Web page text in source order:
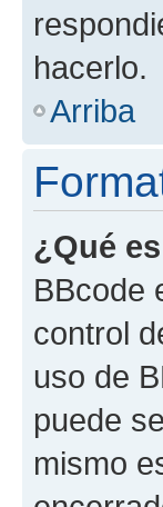
hacerlo.
Arriba
¿Qué
BBcode
control
uso de
puede
mismo